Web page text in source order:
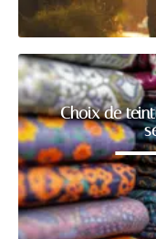
Choix de